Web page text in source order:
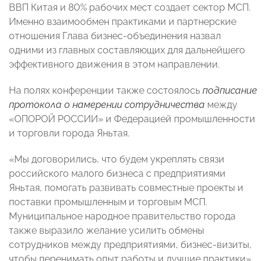
ВВП Китая и 80% рабочих мест создает сектор МСП.
Именно взаимообмен практиками и партнерские
отношения Глава бизнес-объединения назвал
одними из главных составляющих для дальнейшего
эффективного движения в этом направлении.
На полях конференции также состоялось подписание
протокола о намерении сотрудничества между
«ОПОРОЙ РОССИИ» и Федерацией промышленности
и торговли города Яньтая.
«Мы договорились, что будем укреплять связи
российского малого бизнеса с предприятиями
Яньтая, помогать развивать совместные проекты и
поставки промышленным и торговым МСП.
Муниципальное народное правительство города
также выразило желание усилить обмены
сотрудников между предприятиями, бизнес-визиты,